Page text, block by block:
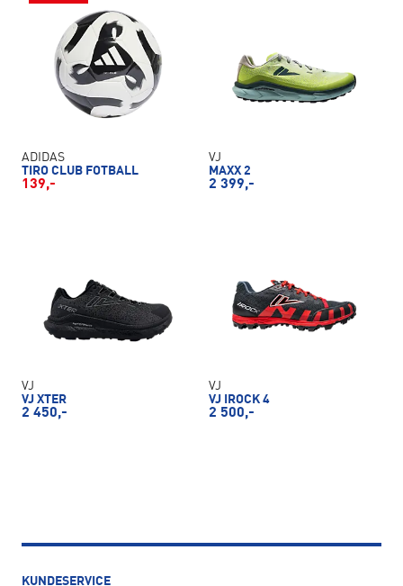
ADIDAS
TIRO CLUB FOTBALL
139,-
VJ
MAXX 2
2 399,-
VJ
VJ XTER
2 450,-
VJ
VJ IROCK 4
2 500,-
KUNDESERVICE